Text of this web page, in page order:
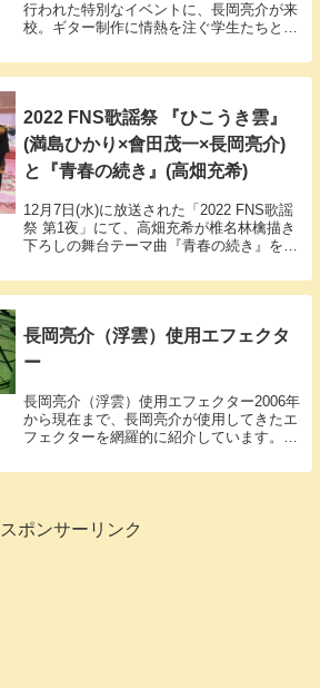
行われた特別なイベントに、長岡亮介が来
校。ギター制作に情熱を注ぐ学生たちと共
ました。
2022 FNS歌謡祭 『ひこうき雲』
(満島ひかり×會田茂一×長岡亮介)
と『青春の続き』(高畑充希)
12月7日(水)に放送された「2022 FNS歌謡
祭 第1夜」にて、高畑充希が椎名林檎描き
下ろしの舞台テーマ曲『青春の続き』を、
一✕長岡亮介）による『ひこうき雲』が披
露されました。
長岡亮介（浮雲）使用エフェクタ
ー
長岡亮介（浮雲）使用エフェクター2006年
から現在まで、長岡亮介が使用してきたエ
フェクターを網羅的に紹介しています。
粋し、ペダル選びの参考になる情報を掲載
スポンサーリンク